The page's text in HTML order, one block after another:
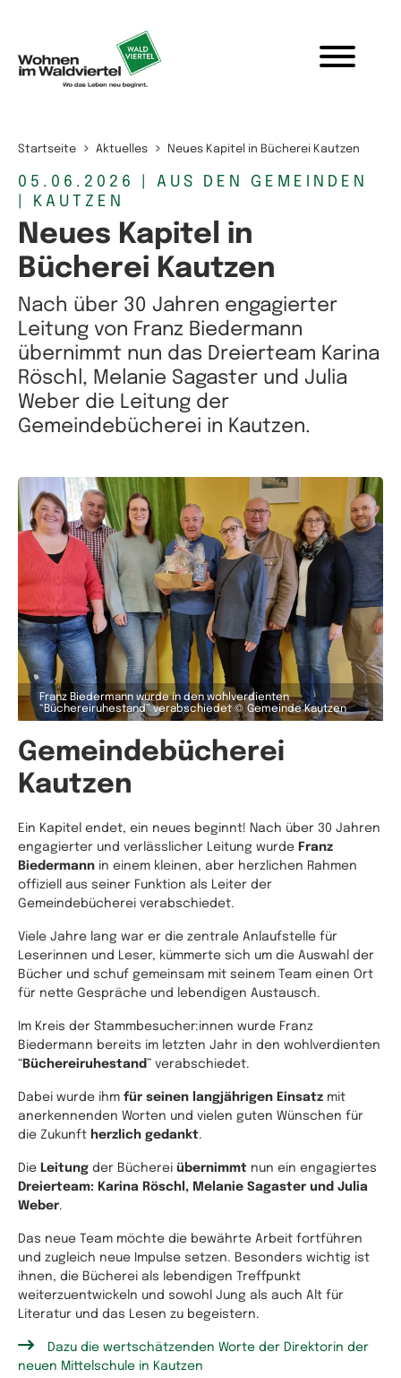
Startseite Aktuelles Neues Kapitel in Bücherei Kautzen
05.06.2026
| AUS DEN GEMEINDEN
| KAUTZEN
Neues Kapitel in
Bücherei Kautzen
Nach über 30 Jahren engagierter
Leitung von Franz Biedermann
übernimmt nun das Dreierteam Karina
Röschl, Melanie Sagaster und Julia
Weber die Leitung der
Gemeindebücherei in Kautzen.
Franz Biedermann wurde in den wohlverdienten
“Büchereiruhestand” verabschiedet © Gemeinde Kautzen
Gemeindebücherei
Kautzen
Ein Kapitel endet, ein neues beginnt! Nach über 30 Jahren
engagierter und verlässlicher Leitung wurde Franz
Biedermann in einem kleinen, aber herzlichen Rahmen
offiziell aus seiner Funktion als Leiter der
Gemeindebücherei verabschiedet.
Viele Jahre lang war er die zentrale Anlaufstelle für
Leserinnen und Leser, kümmerte sich um die Auswahl der
Bücher und schuf gemeinsam mit seinem Team einen Ort
für nette Gespräche und lebendigen Austausch.
Im Kreis der Stammbesucher:innen wurde Franz
Biedermann bereits im letzten Jahr in den wohlverdienten
“ Büchereiruhestand ” verabschiedet.
Dabei wurde ihm für seinen langjährigen Einsatz mit
anerkennenden Worten und vielen guten Wünschen für
die Zukunft herzlich gedankt.
Die Leitung der Bücherei übernimmt nun ein engagiertes
Dreierteam: Karina Röschl, Melanie Sagaster und Julia
Weber.
Das neue Team möchte die bewährte Arbeit fortführen
und zugleich neue Impulse setzen. Besonders wichtig ist
ihnen, die Bücherei als lebendigen Treffpunkt
weiterzuentwickeln und sowohl Jung als auch Alt für
Literatur und das Lesen zu begeistern.
Dazu die wertschätzenden Worte der Direktorin der
neuen Mittelschule in Kautzen